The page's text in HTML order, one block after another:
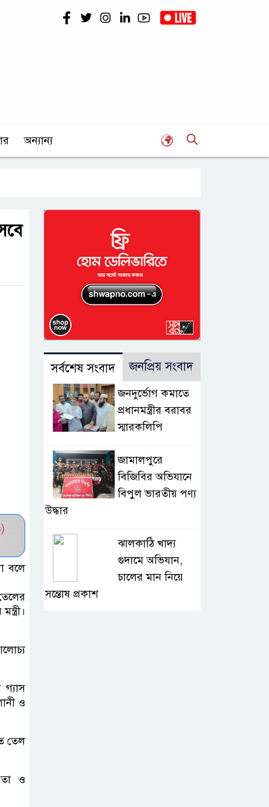
অন্যান্য
বলে
গ্যাস
ও
তেল
ও
সর্বশেষ সংবাদ জনপ্রিয় সংবাদ
জনদুর্ভোগ কমাতে
প্রধানমন্ত্রীর বরাবর
স্মারকলিপি
জামালপুরে
বিজিবির অভিযানে
বিপুল ভারতীয় পণ্য
উদ্ধার
ঝালকাঠি খাদ্য
গুদামে অভিযান,
চালের মান নিয়ে
সন্তোষ প্রকাশ